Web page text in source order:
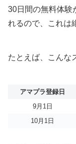
30日間の無料体験
れるので、これは
たとえば、こんな
アマプラ登録日
9月1日
10月1日